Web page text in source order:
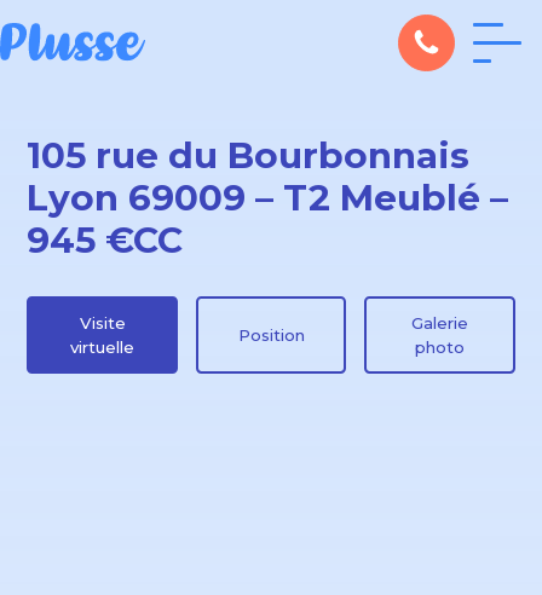
105 rue du Bourbonnais
Lyon 69009 – T2 Meublé –
945 €CC
Visite
virtuelle
Position
Galerie
photo